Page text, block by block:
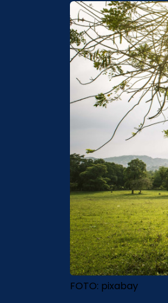
FOTO: pixabay